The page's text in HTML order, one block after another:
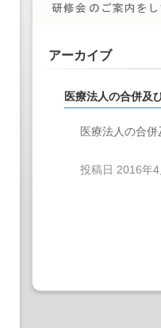
アーカイブ
医療法人の合併及
医療法人の合
投稿日 2016年